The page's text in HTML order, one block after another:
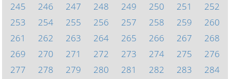
245
246 247 248 249 250 251
252
253
254 255 256 257 258 259
260
261
262 263 264 265 266 267
268
269
270 271 272 273 274 275
276
277
278 279 280 281 282 283
284